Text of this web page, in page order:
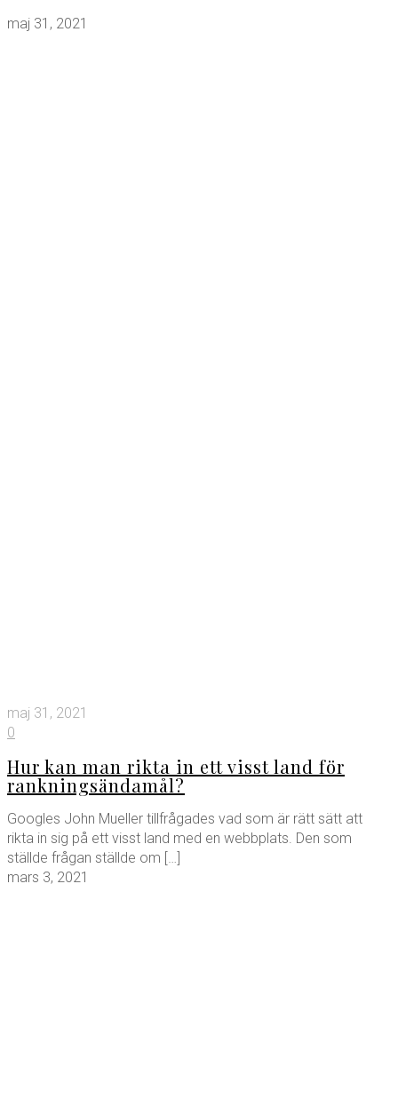
maj 31, 2021
maj 31, 2021
0
Hur kan man rikta in ett visst land för
rankningsändamål?
Googles John Mueller tillfrågades vad som är rätt sätt att
rikta in sig på ett visst land med en webbplats. Den som
ställde frågan ställde om […]
mars 3, 2021